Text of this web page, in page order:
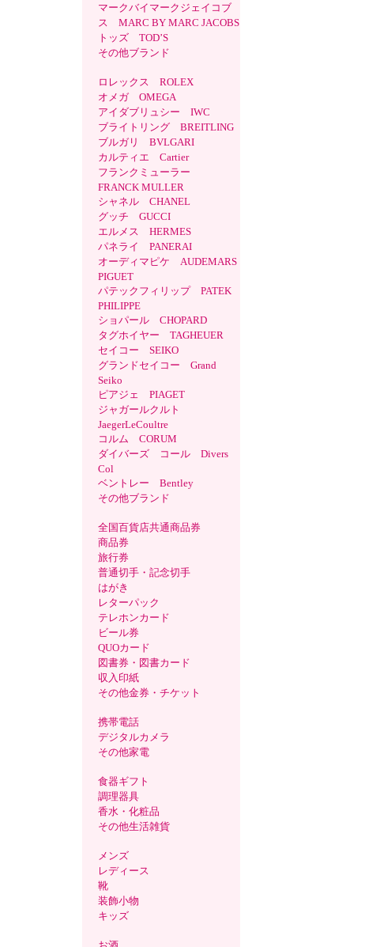
マークバイマークジェイコブ
ス MARC BY MARC JACOBS
トッズ TOD’S
その他ブランド
ロレックス ROLEX
オメガ OMEGA
アイダブリュシー IWC
ブライトリング BREITLING
ブルガリ BVLGARI
カルティエ Cartier
フランクミューラー
FRANCK MULLER
シャネル CHANEL
グッチ GUCCI
エルメス HERMES
パネライ PANERAI
オーディマピケ AUDEMARS
PIGUET
パテックフィリップ PATEK
PHILIPPE
ショパール CHOPARD
タグホイヤー TAGHEUER
セイコー SEIKO
グランドセイコー Grand
Seiko
ピアジェ PIAGET
ジャガールクルト
JaegerLeCoultre
コルム CORUM
ダイバーズ コール Divers
Col
ベントレー Bentley
その他ブランド
全国百貨店共通商品券
商品券
旅行券
普通切手・記念切手
はがき
レターパック
テレホンカード
ビール券
QUOカード
図書券・図書カード
収入印紙
その他金券・チケット
携帯電話
デジタルカメラ
その他家電
食器ギフト
調理器具
香水・化粧品
その他生活雑貨
メンズ
レディース
靴
装飾小物
キッズ